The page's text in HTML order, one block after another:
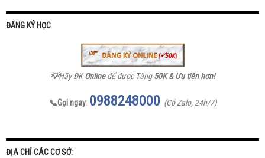
ĐĂNG KÝ HỌC
💡Hãy ĐKOnlineđể được Tặng50K & Ưu tiên hơn!
📞Gọi ngay: 0988248000 (Có Zalo, 24h/7)
ĐỊA CHỈ CÁC CƠ SỞ: